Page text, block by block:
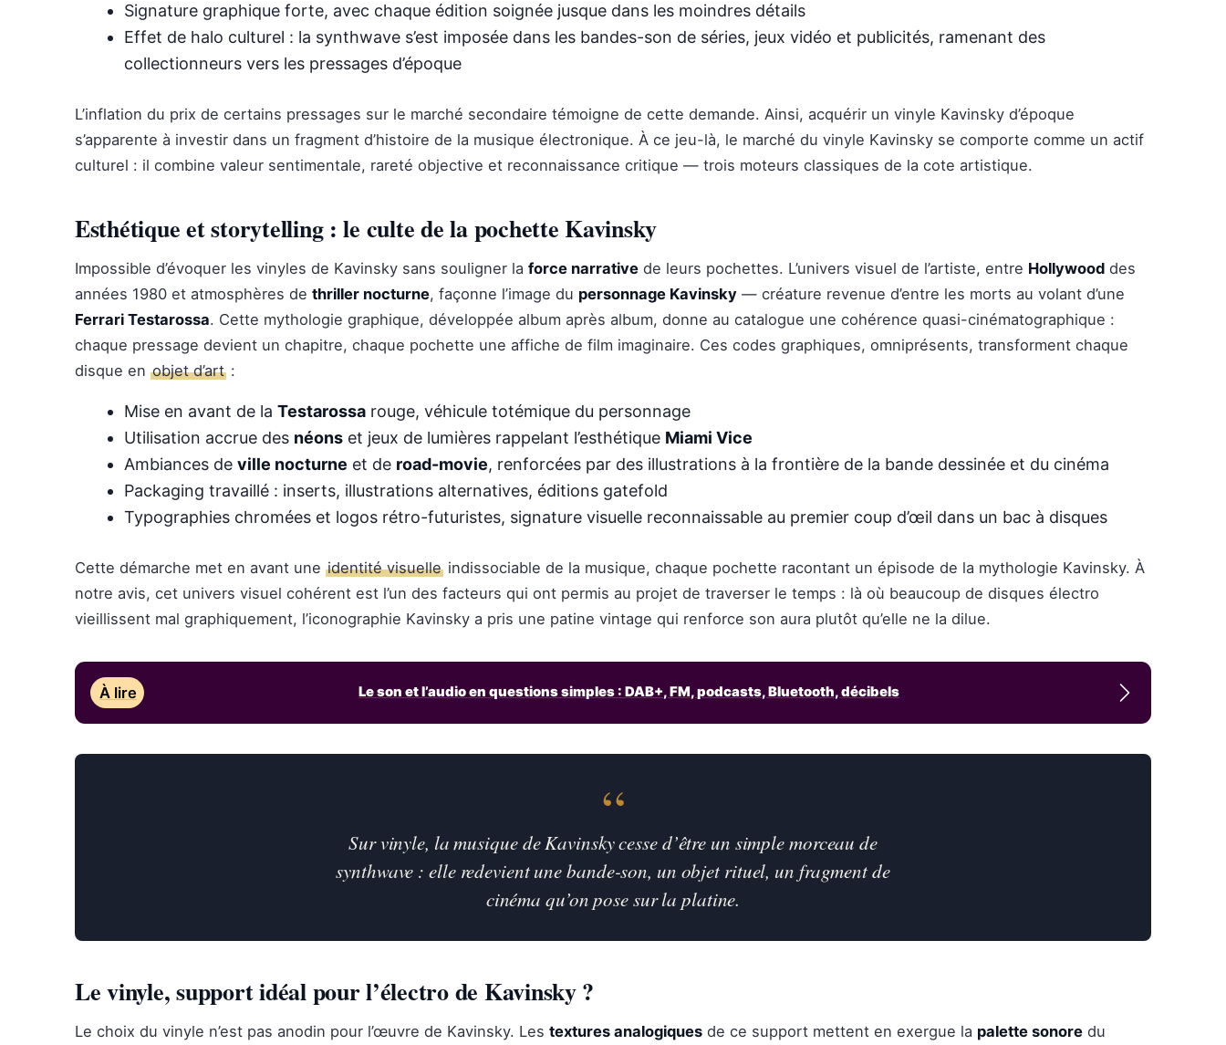
Signature graphique forte, avec chaque édition soignée jusque dans les moindres détails
Effet de halo culturel : la synthwave s’est imposée dans les bandes-son de séries, jeux vidéo et publicités, ramenant des
collectionneurs vers les pressages d’époque
L’inflation du prix de certains pressages sur le marché secondaire témoigne de cette demande. Ainsi, acquérir un vinyle Kavinsky d’époque
s’apparente à investir dans un fragment d’histoire de la musique électronique. À ce jeu-là, le marché du vinyle Kavinsky se comporte comme un actif
culturel : il combine valeur sentimentale, rareté objective et reconnaissance critique — trois moteurs classiques de la cote artistique.
Esthétique et storytelling : le culte de la pochette Kavinsky
Impossible d’évoquer les vinyles de Kavinsky sans souligner la force narrative de leurs pochettes. L’univers visuel de l’artiste, entre Hollywood des
années 1980 et atmosphères de thriller nocturne, façonne l’image du personnage Kavinsky — créature revenue d’entre les morts au volant d’une
Ferrari Testarossa. Cette mythologie graphique, développée album après album, donne au catalogue une cohérence quasi-cinématographique :
chaque pressage devient un chapitre, chaque pochette une affiche de film imaginaire. Ces codes graphiques, omniprésents, transforment chaque
disque en objet d’art :
Mise en avant de la Testarossa rouge, véhicule totémique du personnage
Utilisation accrue des néons et jeux de lumières rappelant l’esthétique Miami Vice
Ambiances de ville nocturne et de road-movie, renforcées par des illustrations à la frontière de la bande dessinée et du cinéma
Packaging travaillé : inserts, illustrations alternatives, éditions gatefold
Typographies chromées et logos rétro-futuristes, signature visuelle reconnaissable au premier coup d’œil dans un bac à disques
Cette démarche met en avant une identité visuelle indissociable de la musique, chaque pochette racontant un épisode de la mythologie Kavinsky. À
notre avis, cet univers visuel cohérent est l’un des facteurs qui ont permis au projet de traverser le temps : là où beaucoup de disques électro
vieillissent mal graphiquement, l’iconographie Kavinsky a pris une patine vintage qui renforce son aura plutôt qu’elle ne la dilue.
À lire Le son et l’audio en questions simples : DAB+, FM, podcasts, Bluetooth, décibels
“
Sur vinyle, la musique de Kavinsky cesse d’être un simple morceau de
synthwave : elle redevient une bande-son, un objet rituel, un fragment de
cinéma qu’on pose sur la platine.
Le vinyle, support idéal pour l’électro de Kavinsky ?
Le choix du vinyle n’est pas anodin pour l’œuvre de Kavinsky. Les textures analogiques de ce support mettent en exergue la palette sonore du